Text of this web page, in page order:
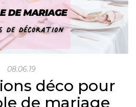
08.06.19
déco pour
de mariage